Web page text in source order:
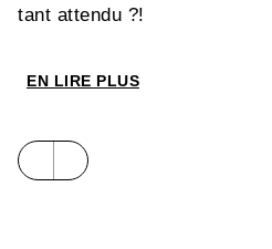
tant attendu ?!
EN LIRE PLUS